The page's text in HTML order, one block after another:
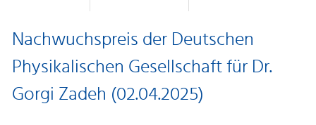
Nachwuchspreis der Deutschen
Physikalischen Gesellschaft für Dr.
Gorgi Zadeh (02.04.2025)